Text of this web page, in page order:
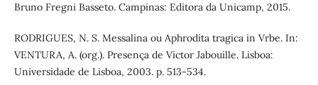
Bruno Fregni Basseto. Campinas: Editora da Unicamp, 2015.
RODRIGUES, N. S. Messalina ou Aphrodita tragica in Vrbe. In:
VENTURA, A. (org.). Presença de Victor Jabouille. Lisboa:
Universidade de Lisboa, 2003. p. 513-534.